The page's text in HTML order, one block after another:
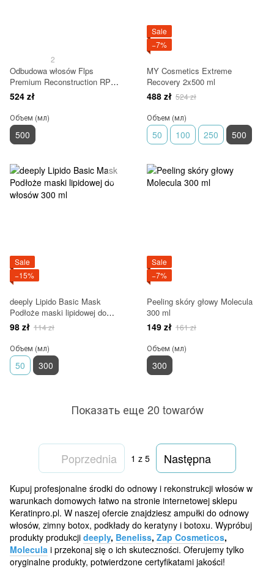
2
Odbudowa włosów Flps
Premium Reconstruction RP
2×500 ml
524 zł
Объем (мл)
500
Sale
−7%
MY Cosmetics Extreme
Recovery 2x500 ml
488 zł 524 zł
Объем (мл)
50 100 250 500
Sale
−15%
deeply Lipido Basic Mask
Podłoże maski lipidowej do
włosów 300 ml
98 zł 114 zł
Объем (мл)
50 300
Sale
−7%
Peeling skóry głowy Molecula
300 ml
149 zł 161 zł
Объем (мл)
300
Показать еще 20 towarów
Poprzednia 1 z 5 Następna
Kupuj profesjonalne środki do odnowy i rekonstrukcji włosów w
warunkach domowych łatwo na stronie internetowej sklepu
Keratinpro.pl. W naszej ofercie znajdziesz ampułki do odnowy
włosów, zimny botox, podkłady do keratyny i botoxu. Wypróbuj
produkty produkcji deeply, Beneliss, Zap Cosmeticos,
Molecula i przekonaj się o ich skuteczności. Oferujemy tylko
oryginalne produkty, potwierdzone certyfikatami jakości!